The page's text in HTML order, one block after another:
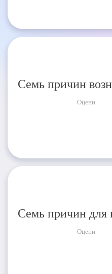
Семь причин
Оцени
Семь причин для
Оцени